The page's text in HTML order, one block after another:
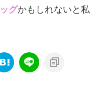
グかもしれないと私